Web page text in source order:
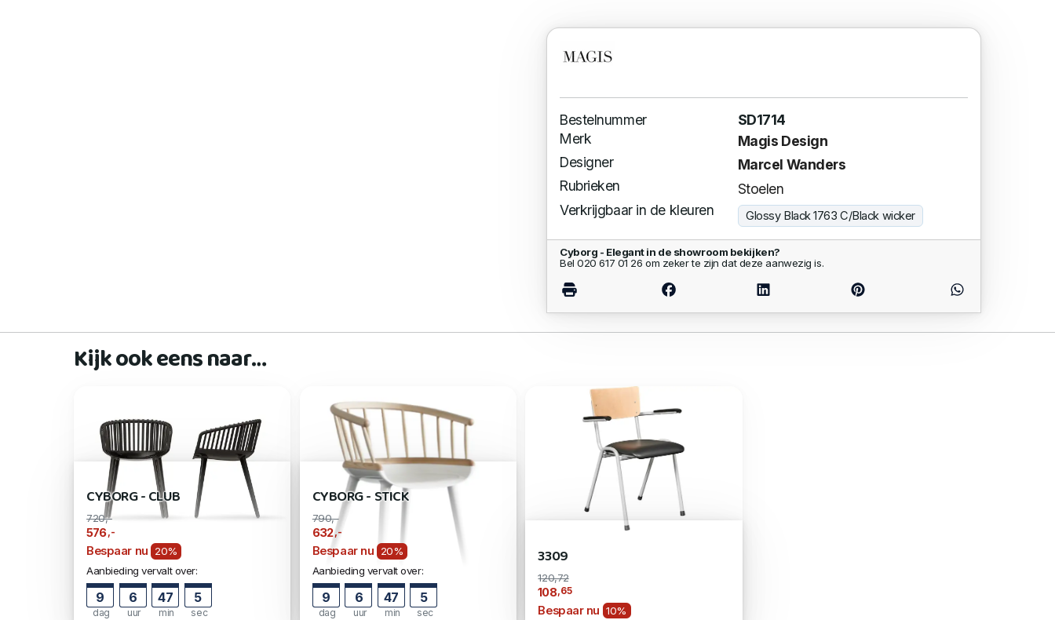
Bestelnummer
SD1714
Merk
Magis Design
Designer
Marcel Wanders
Rubrieken
Stoelen
Verkrijgbaar in de kleuren
Glossy Black 1763 C/Black wicker
Cyborg - Elegant in de showroom bekijken?
Bel 020 617 01 26 om zeker te zijn dat deze aanwezig is.
Kijk ook eens naar…
CYBORG - CLUB
720,-
576 ,-
Bespaar nu 20%
Aanbieding vervalt over:
9
dag
6
uur
47
min
5
sec
CYBORG - STICK
790,-
632,-
Bespaar nu
20%
Aanbieding vervalt over:
9
dag
6
uur
47
min
5
sec
3309
120,72
108,65
Bespaar nu 10%